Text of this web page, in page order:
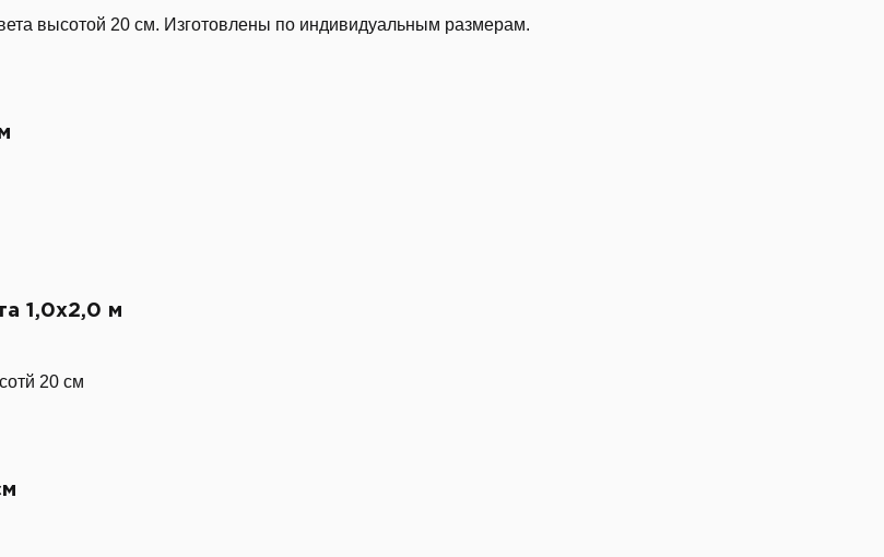
высотой 20 см. Изготовлены по индивидуальным размерам.
1,0х2,0 м
20 см